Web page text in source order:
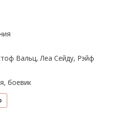
Вальц, Леа Сейду, Рэйф
боевик